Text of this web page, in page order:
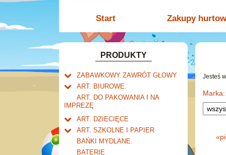
Start Zakupy
PRODUKTY
ZABAWKOWY ZAWRÓT GŁOWY
Welly.
Mały naukowiec.
Zabawki dla chłopców.
Akcesoria dla lalek.
ART. BIUROWE.
Kalendarze.
Wieloletnie
Dziurkacze i zszywacze.
Klipy i spinacze.
Korektory.
Skoroszyty, teczki i segregatory.
ART. DO PAKOWANIA I NA
IMPREZĘ
ART. DZIECIĘCE
Artykuły drogeryjne.
Produkty dla mamy i
ART. SZKOLNE I PAPIER
Tornistry, plecaki i walizki.
Drobne artykuły szkolne.
BAŃKI MYDLANE.
BATERIE
Jesteś
Marka:
«